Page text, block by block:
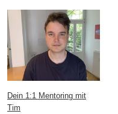
Dein 1:1 Mentoring mit
Tim